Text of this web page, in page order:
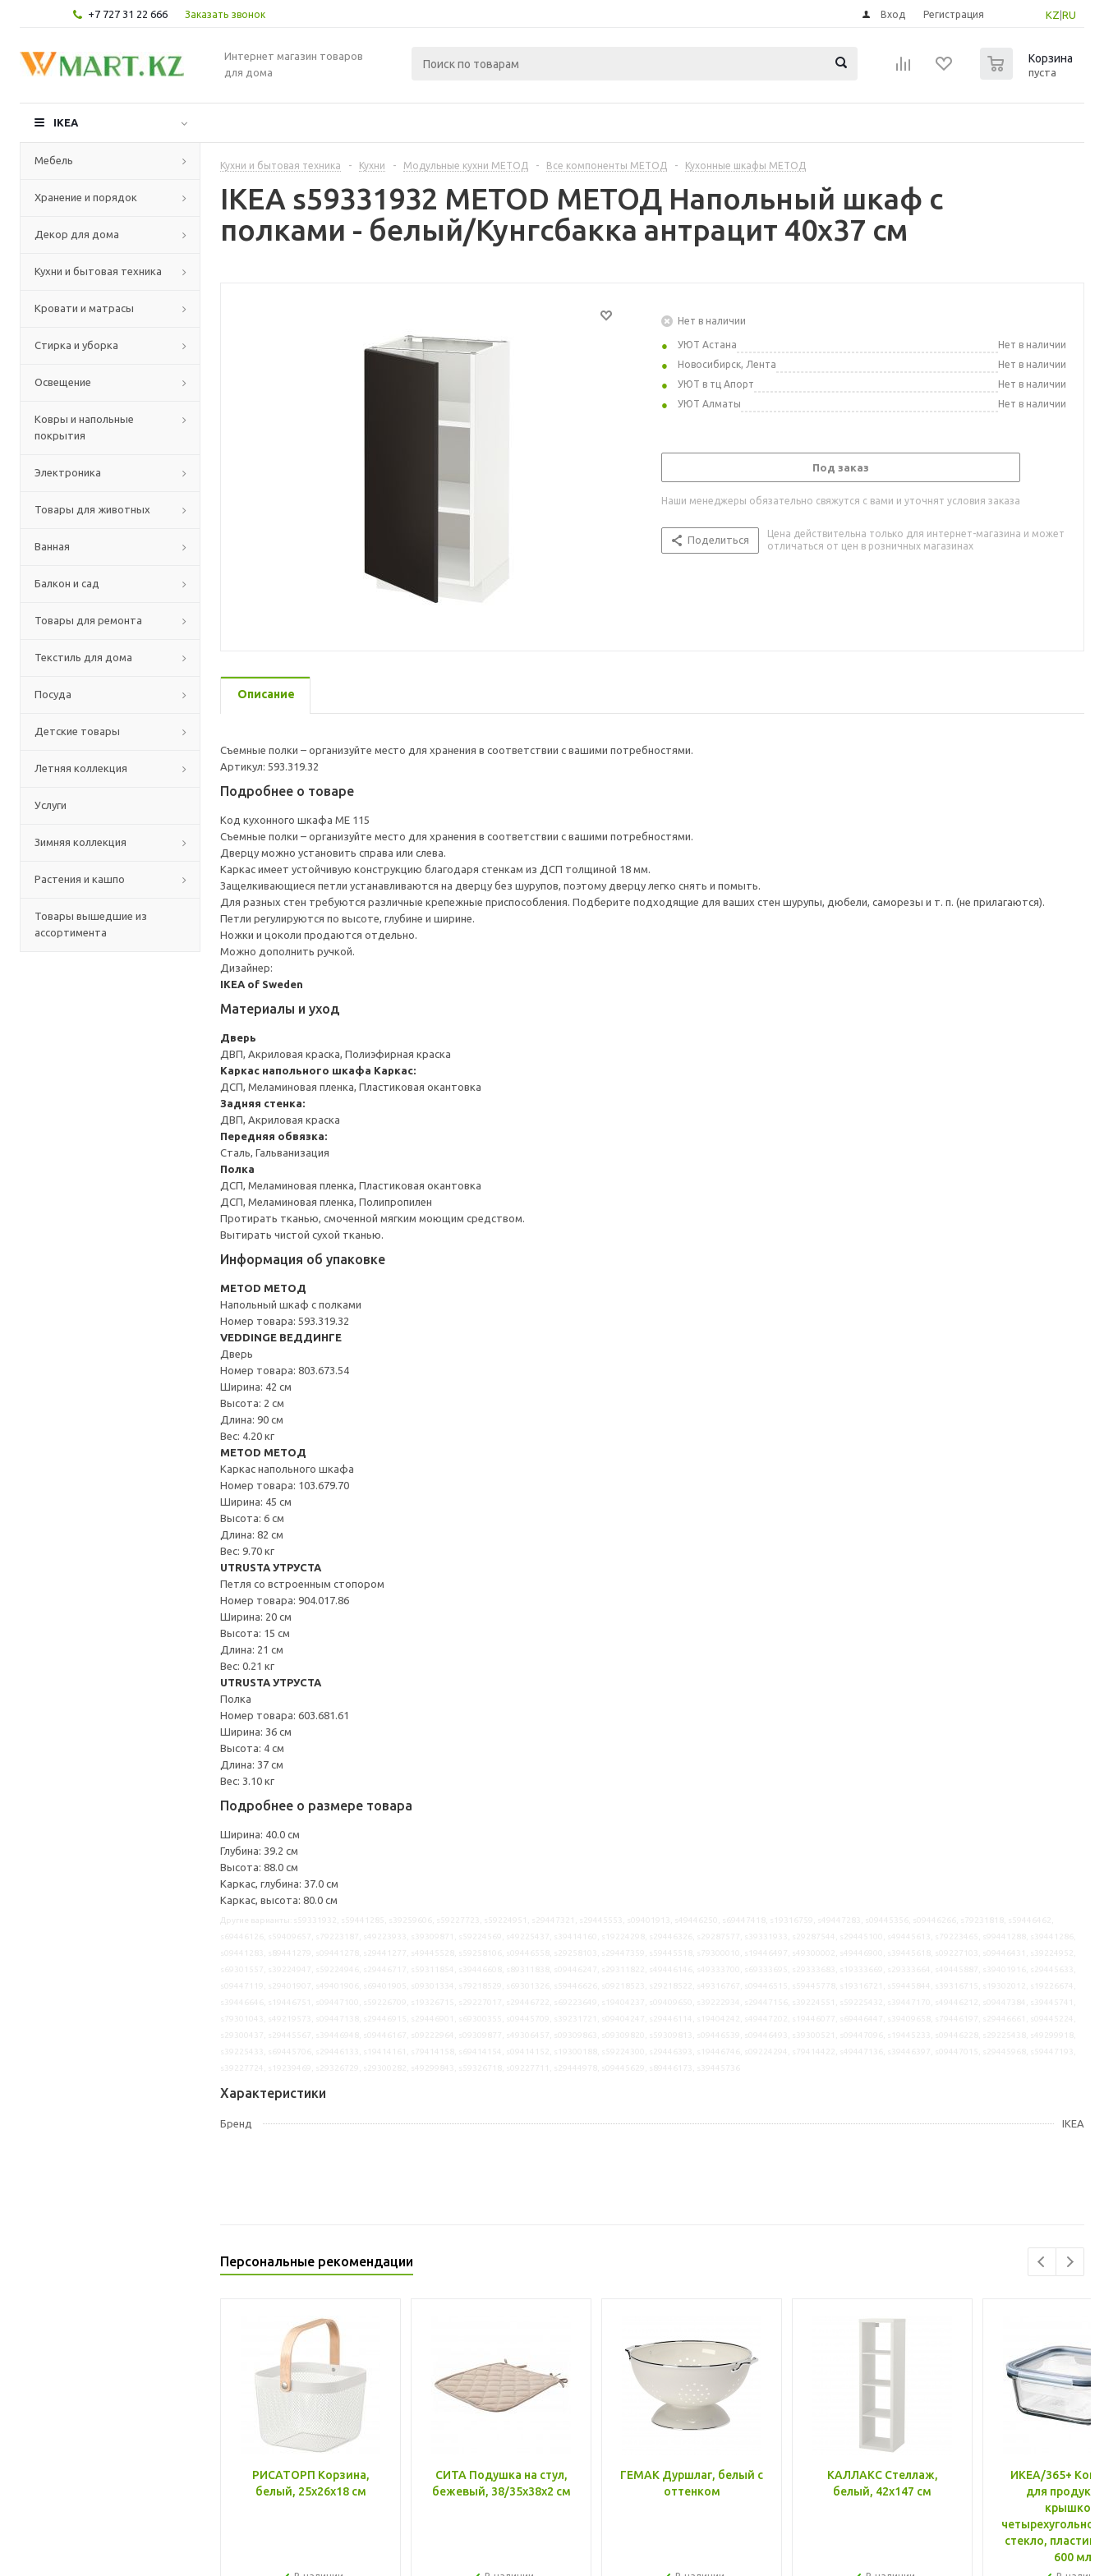
+7 727 31 22 666 Заказать звонок KZ RU
Вход Регистрация
Интернет магазин товаров
для дома
Корзина
пуста
IKEA
Мебель
Хранение и порядок
Декор для дома
Кухни и бытовая техника
Кровати и матрасы
Стирка и уборка
Освещение
Ковры и напольные
покрытия
Электроника
Товары для животных
Ванная
Балкон и сад
Товары для ремонта
Текстиль для дома
Посуда
Детские товары
Летняя коллекция
Услуги
Зимняя коллекция
Растения и кашпо
Товары вышедшие из
ассортимента
Кухни и бытовая техника - Кухни - Модульные кухни МЕТОД - Все компоненты МЕТОД - Кухонные шкафы МЕТОД
IKEA s59331932 METOD МЕТОД Напольный шкаф с
полками - белый/Кунгсбакка антрацит 40x37 см
Нет в наличии
УЮТ Астана
Нет в наличии
Новосибирск, Лента
Нет в наличии
УЮТ в тц Апорт
Нет в наличии
УЮТ Алматы
Нет в наличии
Под заказ
Наши менеджеры обязательно свяжутся с вами и уточнят условия заказа
Поделиться
Цена действительна только для интернет-магазина и может
отличаться от цен в розничных магазинах
Описание
Съемные полки – организуйте место для хранения в соответствии с вашими потребностями.
Артикул: 593.319.32
Подробнее о товаре
Код кухонного шкафа ME 115
Съемные полки – организуйте место для хранения в соответствии с вашими потребностями.
Дверцу можно установить справа или слева.
Каркас имеет устойчивую конструкцию благодаря стенкам из ДСП толщиной 18 мм.
Защелкивающиеся петли устанавливаются на дверцу без шурупов, поэтому дверцу легко снять и помыть.
Для разных стен требуются различные крепежные приспособления. Подберите подходящие для ваших стен шурупы, дюбели, саморезы и т. п. (не прилагаются).
Петли регулируются по высоте, глубине и ширине.
Ножки и цоколи продаются отдельно.
Можно дополнить ручкой.
Дизайнер:
IKEA of Sweden
Материалы и уход
Дверь
ДВП, Акриловая краска, Полиэфирная краска
Каркас напольного шкафа Каркас:
ДСП, Меламиновая пленка, Пластиковая окантовка
Задняя стенка:
ДВП, Акриловая краска
Передняя обвязка:
Сталь, Гальванизация
Полка
ДСП, Меламиновая пленка, Пластиковая окантовка
ДСП, Меламиновая пленка, Полипропилен
Протирать тканью, смоченной мягким моющим средством.
Вытирать чистой сухой тканью.
Информация об упаковке
METOD МЕТОД
Напольный шкаф с полками
Номер товара: 593.319.32
VEDDINGE ВЕДДИНГЕ
Дверь
Номер товара: 803.673.54
Ширина: 42 см
Высота: 2 см
Длина: 90 см
Вес: 4.20 кг
METOD МЕТОД
Каркас напольного шкафа
Номер товара: 103.679.70
Ширина: 45 см
Высота: 6 см
Длина: 82 см
Вес: 9.70 кг
UTRUSTA УТРУСТА
Петля со встроенным стопором
Номер товара: 904.017.86
Ширина: 20 см
Высота: 15 см
Длина: 21 см
Вес: 0.21 кг
UTRUSTA УТРУСТА
Полка
Номер товара: 603.681.61
Ширина: 36 см
Высота: 4 см
Длина: 37 см
Вес: 3.10 кг
Подробнее о размере товара
Ширина: 40.0 см
Глубина: 39.2 см
Высота: 88.0 см
Каркас, глубина: 37.0 см
Каркас, высота: 80.0 см
Характеристики
Бренд IKEA
Персональные рекомендации
РИСАТОРП Корзина,
белый, 25x26x18 см
СИТА Подушка на стул,
бежевый, 38/35x38x2 см
ГЕМАК Дуршлаг, белый с
оттенком
КАЛЛАКС Стеллаж,
белый, 42x147 см
ИКЕА/365+
для
крышкой,
стекло, пластик
600 мл